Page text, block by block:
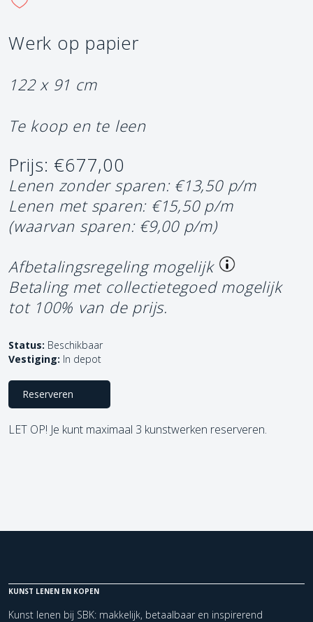
Werk op papier
122 x 91 cm
Te koop en te leen
Prijs: €677,00
Lenen zonder sparen: €13,50 p/m
Lenen met sparen: €15,50 p/m
(waarvan sparen: €9,00 p/m)
Afbetalingsregeling mogelijk
Betaling met collectietegoed mogelijk
tot 100% van de prijs.
Status: Beschikbaar
Vestiging: In depot
Reserveren
LET OP! Je kunt maximaal 3 kunstwerken reserveren.
KUNST LENEN EN KOPEN
Kunst lenen bij SBK: makkelijk, betaalbaar en inspirerend